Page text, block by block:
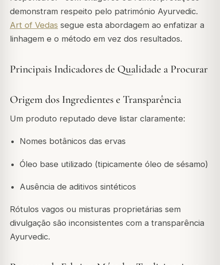
demonstram respeito pelo património Ayurvedic.
Art of Vedas segue esta abordagem ao enfatizar a
linhagem e o método em vez dos resultados.
Principais Indicadores de Qualidade a Procurar
Origem dos Ingredientes e Transparência
Um produto reputado deve listar claramente:
Nomes botânicos das ervas
Óleo base utilizado (tipicamente óleo de sésamo)
Ausência de aditivos sintéticos
Rótulos vagos ou misturas proprietárias sem
divulgação são inconsistentes com a transparência
Ayurvedic.